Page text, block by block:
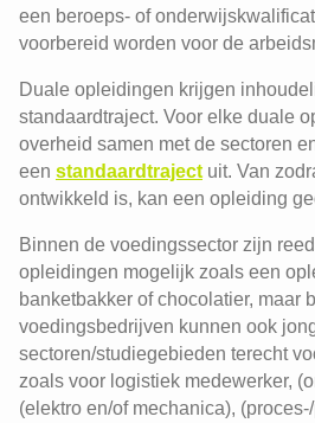
een beroeps- of
voorbereid worden voor de
Duale opleidingen krijgen
standaardtraject. Voor elke duale
overheid samen met de sectoren
een standaardtraject uit. Van
ontwikkeld is, kan een opleiding
Binnen de voedingssector zijn
opleidingen mogelijk zoals een
banketbakker of chocolatier, maar
voedingsbedrijven kunnen ook
sectoren/studiegebieden terecht
zoals voor logistiek medewerker,
(elektro en/of mechanica),